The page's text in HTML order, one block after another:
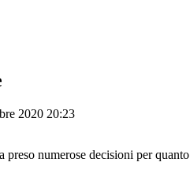
2020 20:23
numerose decisioni per